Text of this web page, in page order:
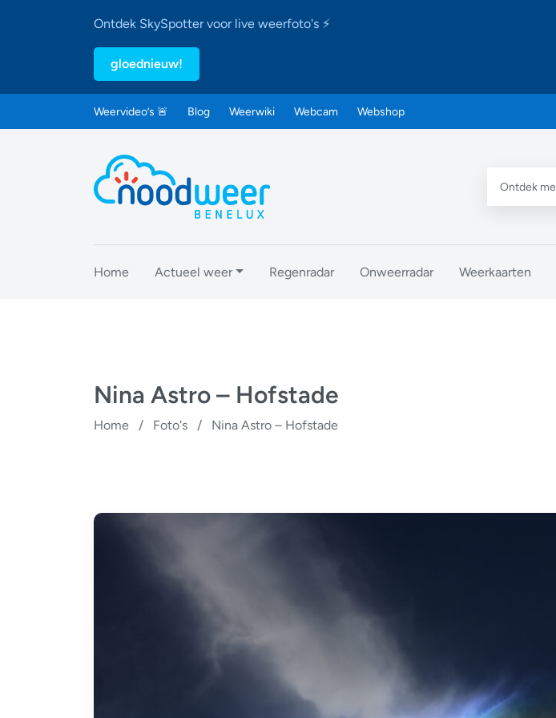
Ontdek SkySpotter voor live weerfoto's ⚡
gloednieuw!
Weervideo’s 🚨 Blog Weerwiki Webcam Webshop
Home Actueel weer Regenradar Onweerradar Weerkaarten
Nina Astro – Hofstade
Home / Foto's / Nina Astro – Hofstade